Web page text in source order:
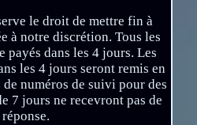
le droit de mettre fin à
à notre discrétion. Tous les
payés dans les 4 jours. Les
les 4 jours seront remis en
de numéros de suivi pour des
7 jours ne recevront pas de
réponse.